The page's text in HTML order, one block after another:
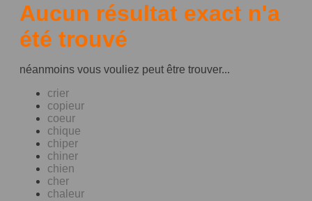
Aucun résultat exact n'a
été trouvé
néanmoins vous vouliez peut être trouver...
crier
copieur
coeur
chique
chiper
chiner
chien
cher
chaleur